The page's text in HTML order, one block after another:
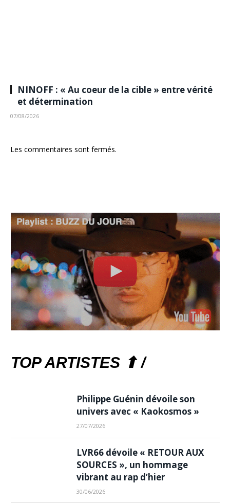
NINOFF : « Au coeur de la cible » entre vérité
et détermination
07/08/2026
Les commentaires sont fermés.
TOP ARTISTES ⬆ /
Philippe Guénin dévoile son
univers avec « Kaokosmos »
27/07/2026
LVR66 dévoile « RETOUR AUX
SOURCES », un hommage
vibrant au rap d’hier
30/06/2026